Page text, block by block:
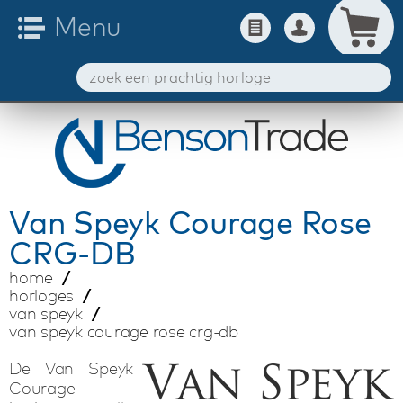
Van SpeykCourage Rose
CRG-DB
home
horloges
van speyk
van speyk courage rose crg-db
De Van Speyk
Courage